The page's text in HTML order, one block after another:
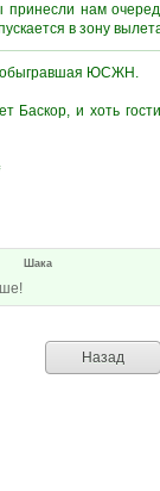
нам
в зону
обыгравшая ЮСЖН.
Баскор, и хоть
Шака
Назад